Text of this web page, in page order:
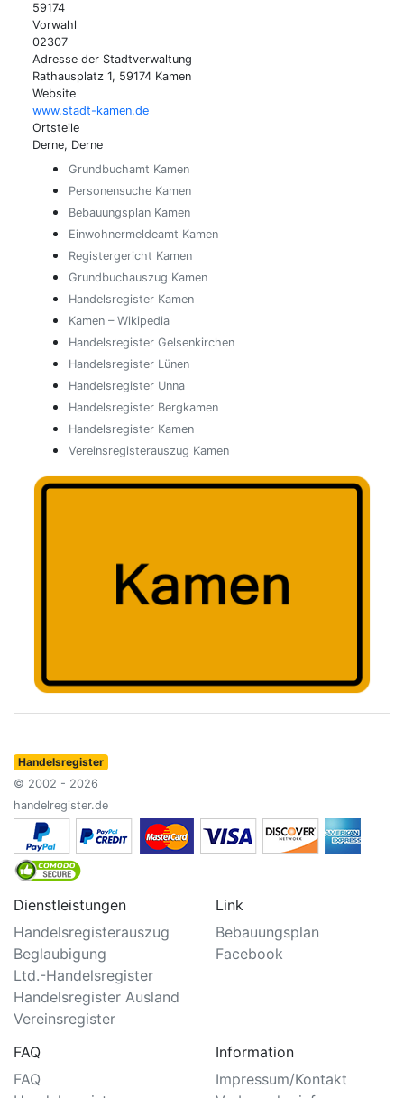
59174
Vorwahl
02307
Adresse der Stadtverwaltung
Rathausplatz 1, 59174 Kamen
Website
www.stadt-kamen.de
Ortsteile
Derne, Derne
Grundbuchamt Kamen
Personensuche Kamen
Bebauungsplan Kamen
Einwohnermeldeamt Kamen
Registergericht Kamen
Grundbuchauszug Kamen
Handelsregister Kamen
Kamen – Wikipedia
Handelsregister Gelsenkirchen
Handelsregister Lünen
Handelsregister Unna
Handelsregister Bergkamen
Handelsregister Kamen
Vereinsregisterauszug Kamen
Handelsregister
© 2002 - 2026
handelregister.de
Dienstleistungen
Handelsregisterauszug
Beglaubigung
Ltd.-Handelsregister
Handelsregister Ausland
Vereinsregister
Link
Bebauungsplan
Facebook
FAQ
FAQ
Information
Impressum/Kontakt